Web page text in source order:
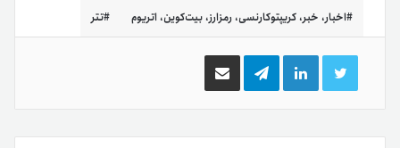
اخبار، خبر، کریپتوکارنسی، رمزارز، بیت‌کوین، اتریوم تتر
توییتر لینکدینتلگرام اشتراک
گذاری
ایمیل